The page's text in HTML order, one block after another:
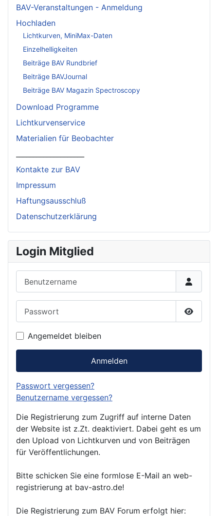
BAV-Veranstaltungen - Anmeldung
Hochladen
Lichtkurven, MiniMax-Daten
Einzelhelligkeiten
Beiträge BAV Rundbrief
Beiträge BAVJournal
Beiträge BAV Magazin Spectroscopy
Download Programme
Lichtkurvenservice
Materialien für Beobachter
Kontakte zur BAV
Impressum
Haftungsausschluß
Datenschutzerklärung
Login Mitglied
Angemeldet bleiben
Anmelden
Passwort vergessen?
Benutzername vergessen?
Die Registrierung zum Zugriff auf interne Daten
der Website ist z.Zt. deaktiviert. Dabei geht es um
den Upload von Lichtkurven und von Beiträgen
für Veröffentlichungen.
Bitte schicken Sie eine formlose E-Mail an web-
registrierung at bav-astro.de!
Die Registrierung zum BAV Forum erfolgt hier: